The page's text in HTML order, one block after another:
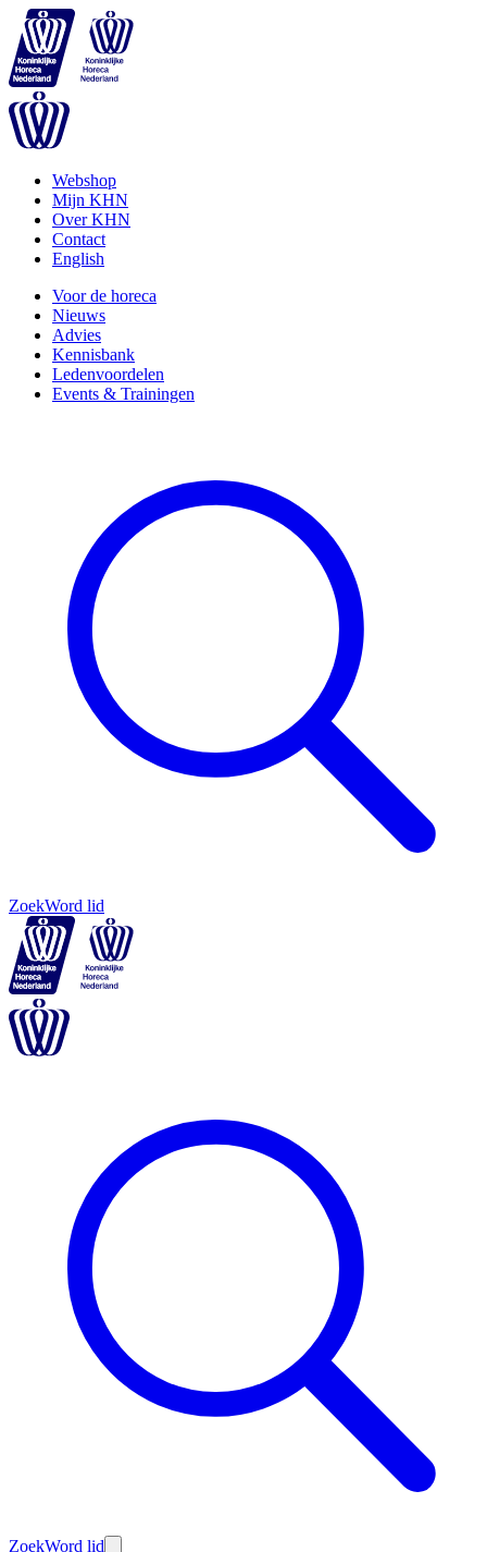
Webshop
Mijn KHN
Over KHN
Contact
English
Voor de horeca
Nieuws
Advies
Kennisbank
Ledenvoordelen
Events & Trainingen
ZoekWord lid
ZoekWord lid